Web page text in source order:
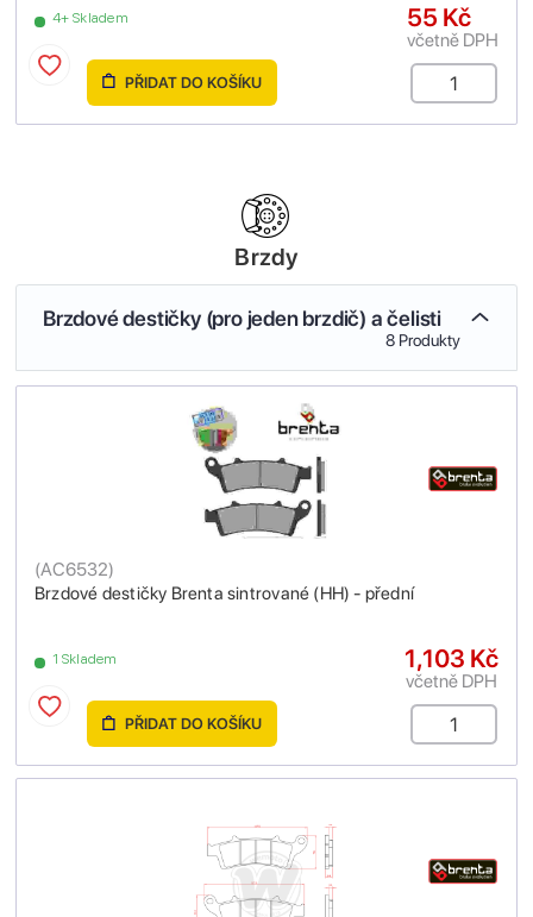
4+ Skladem 55 Kč
včetně DPH
PŘIDAT DO KOŠÍKU
Brzdy
Brzdové destičky (pro jeden brzdič) a čelisti
8 Produkty
Brzdové destičky Brenta sintrované (HH) - přední
(AC6532)
1 Skladem 1,103 Kč
včetně DPH
PŘIDAT DO KOŠÍKU